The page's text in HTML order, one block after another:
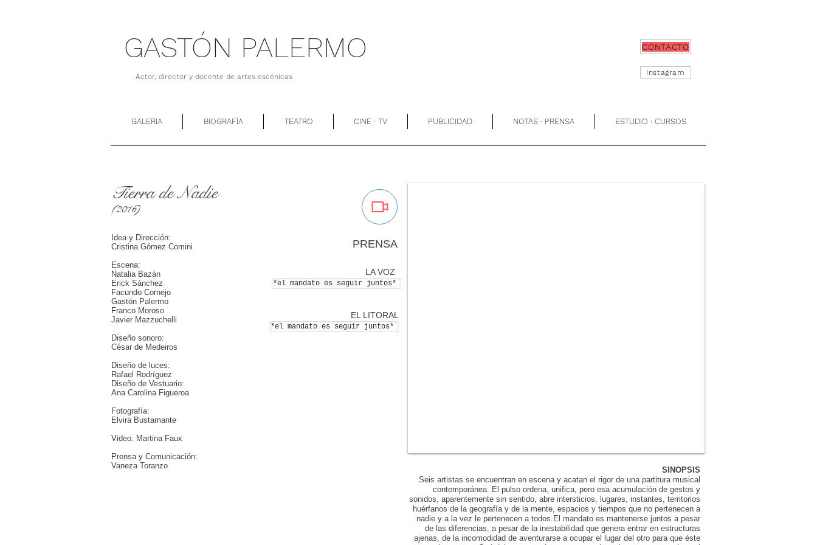
GASTÓN PALERMO
Actor, director y docente de artes escénicas
CONTACTO
Instagram
GALERIA BIOGRAFÍA TEATRO CINE · TV PUBLICIDAD NOTAS · PRENSA ESTUDIO · CURSOS
Tierra de Nadie
(2016)
Idea y Dirección:
Cristina Gómez Comini
Escena:
Natalia Bazán
Erick Sánchez
Facundo Cornejo
Gastón Palermo
Franco Moroso
Javier Mazzuchelli
Diseño sonoro:
César de Medeiros
Diseño de luces:
Rafael Rodríguez
Diseño de Vestuario:
Ana Carolina Figueroa
Fotografía:
Elvira Bustamante
Video: Martina Faux
Prensa y Comunicación:
Vaneza Toranzo
PRENSA
LA VOZ
*el mandato es seguir juntos*
EL LITORAL
*el mandato es seguir juntos*
SINOPSIS
Seis artistas se encuentran en escena y acatan el rigor de una partitura musical
contemporánea. El pulso ordena, unifica, pero esa acumulación de gestos y
sonidos, aparentemente sin sentido, abre intersticios, lugares, instantes, territorios
huérfanos de la geografía y de la mente, espacios y tiempos que no pertenecen a
nadie y a la vez le pertenecen a todos.El mandato es mantenerse juntos a pesar
de las diferencias, a pesar de la inestabilidad que genera entrar en estructuras
ajenas, de la incomodidad de aventurarse a ocupar el lugar del otro para que éste